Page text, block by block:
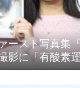
ースト写真集
影に「有酸素